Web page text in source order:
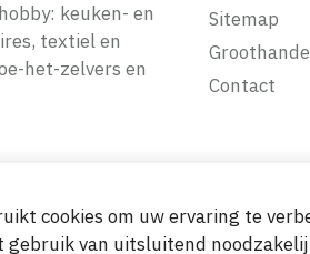
keuken- en
textiel en
het-zelvers en
Sitemap
Contact
Veilige en
cookies om uw ervaring te
van uitsluitend